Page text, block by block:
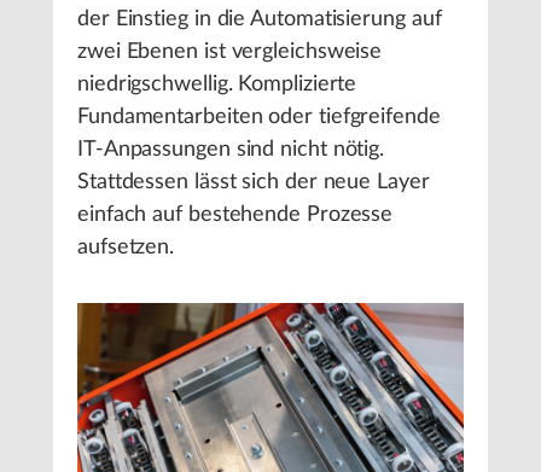
der Einstieg in die Automatisierung auf
zwei Ebenen ist vergleichsweise
niedrigschwellig. Komplizierte
Fundamentarbeiten oder tiefgreifende
IT-Anpassungen sind nicht nötig.
Stattdessen lässt sich der neue Layer
einfach auf bestehende Prozesse
aufsetzen.